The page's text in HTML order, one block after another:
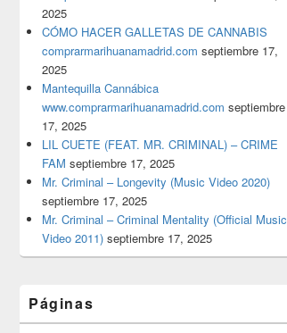
2025
CÓMO HACER GALLETAS DE CANNABIS
comprarmarihuanamadrid.com septiembre 17,
2025
Mantequilla Cannábica
www.comprarmarihuanamadrid.com septiembre
17, 2025
LIL CUETE (FEAT. MR. CRIMINAL) – CRIME
FAM septiembre 17, 2025
Mr. Criminal – Longevity (Music Video 2020)
septiembre 17, 2025
Mr. Criminal – Criminal Mentality (Official Music
Video 2011) septiembre 17, 2025
Páginas